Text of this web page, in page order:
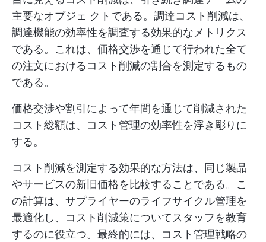
主要なオブジェ クトである。調達コスト削減は、
調達機能の効率性を調査する効果的なメトリクス
である。これは、価格交渉を通じて行われた全て
の注文におけるコスト削減の割合を測定するもの
である。
価格交渉や割引によって年間を通じて削減された
コスト総額は、コスト管理の効率性を浮き彫りに
する。
コスト削減を測定する効果的な方法は、同じ製品
やサービスの新旧価格を比較することである。こ
の計算は、サプライヤーのライフサイクル管理を
最適化し、コスト削減策についてスタッフを教育
するのに役立つ。最終的には、コスト管理戦略の